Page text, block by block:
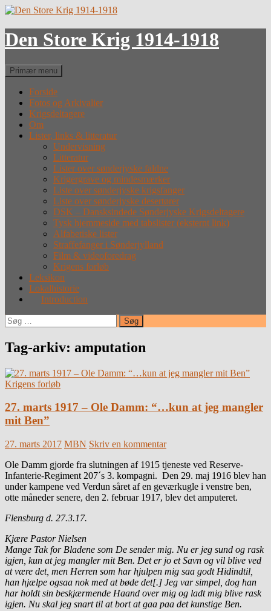
Hop
indhold
Den Store Krig 1914-1918
Søg
Primær menu
Forside
Fotos og Arkivalier
Krigsdeltagere
Om
Lister, links & litteratur
Undervisning
Litteratur
Lister over sønderjyske faldne
Krigergrave og mindesmærker
Liste over sønderjyske krigsfanger
Liste over sønderjyske desertører
DSK – Dansksindede Sønderjyske Krigsdeltagere
Tysk hjemmeside med tabslister (eksternt link)
Alfabetiske lister
Straffefanger i Sønderjylland
Film & videoforedrag
Krigens forløb
Leksikon
Lokalhistorie
Introduction
Søg
efter:
Tag-arkiv: amputation
Krigens forløb
27. marts 1917 – Ole Damm: “…kun at jeg mangler
mit Ben”
27. marts 2017 MBN Skriv en kommentar
Ole Damm gjorde fra slutningen af 1915 tjeneste ved Reserve-
Infanterie-Regiment 207´s 3. kompagni. Den 29. maj 1916 blev han
under kampene ved Verdun såret af en geværkugle i venstre ben,
otte måneder senere, den 2. februar 1917, blev det amputeret.
Flensburg d. 27.3.17.
Kjære Pastor Nielsen
Mange Tak for Bladene som De sender mig. Nu er jeg sund og rask
igjen, kun at jeg mangler mit Ben. Det er jo et Savn og vil blive ved
at være det, men Herren som har hjulpen mig saa godt Hidindtil,
han hjælpe ogsaa nok med at bøde det[.] Jeg var simpel, dog han
har holdt sin beskjærmende Haand over mig og ladt mig blive rask
igjen. Nu skal jeg snart til at bort at gaa paa det kunstige Ben.